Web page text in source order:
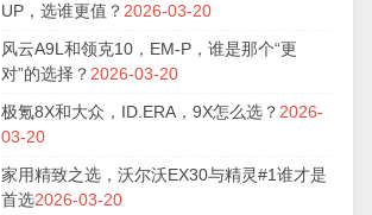
UP，选谁更值？ 2026-03-20
风云A9L和领克10，EM-P，谁是那个“更
对”的选择？ 2026-03-20
极氪8X和大众，ID.ERA，9X怎么选？ 2026-
03-20
家用精致之选，沃尔沃EX30与精灵#1谁才是
首选2026-03-20